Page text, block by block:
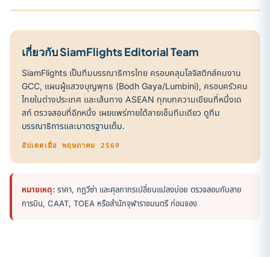
เกี่ยวกับ SiamFlights Editorial Team
SiamFlights เป็นทีมบรรณาธิการไทย ครอบคลุมโลจิสติกส์คนงาน
GCC, แผนผู้แสวงบุญพุทธ (Bodh Gaya/Lumbini), ครอบครัวคน
ไทยในต่างประเทศ และเส้นทาง ASEAN ทุกบทความเขียนที่หนึ่งเด
สก์ ตรวจสอบที่อีกหนึ่ง เผยแพร่ภายใต้ลายเซ็นทีมเดียว ดูทีม
บรรณาธิการและมาตรฐานเต็ม.
อัปเดตเมื่อ พฤษภาคม 2569
หมายเหตุ: ราคา, กฎวีซ่า และศุลกากรเปลี่ยนแปลงบ่อย ตรวจสอบกับสาย
การบิน, CAAT, TOEA หรือสำนักจุฬาราชมนตรี ก่อนจอง